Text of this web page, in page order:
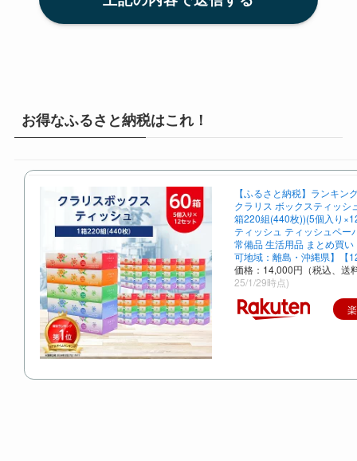
お得なふるさと納税はこれ！
【ふるさと納税】ランキン
クラリス ボックスティッシ
箱220組(440枚))(5個入り
ティッシュ ティッシュペー
常備品 生活用品 まとめ買い
可地域：離島・沖縄県】【
価格：14,000円（税込、送
25/1/29時点)